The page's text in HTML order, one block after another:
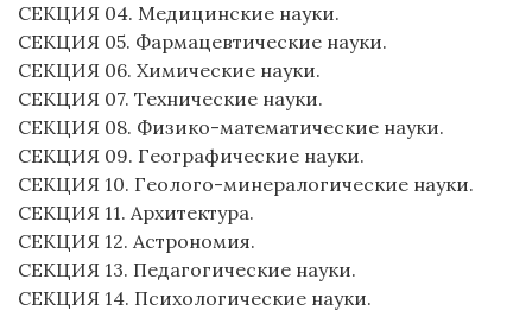
СЕКЦИЯ 04. Медицинские науки.
СЕКЦИЯ 05. Фармацевтические науки.
СЕКЦИЯ 06. Химические науки.
СЕКЦИЯ 07. Технические науки.
СЕКЦИЯ 08. Физико-математические науки.
СЕКЦИЯ 09. Географические науки.
СЕКЦИЯ 10. Геолого-минералогические науки.
СЕКЦИЯ 11. Архитектура.
СЕКЦИЯ 12. Астрономия.
СЕКЦИЯ 13. Педагогические науки.
СЕКЦИЯ 14. Психологические науки.